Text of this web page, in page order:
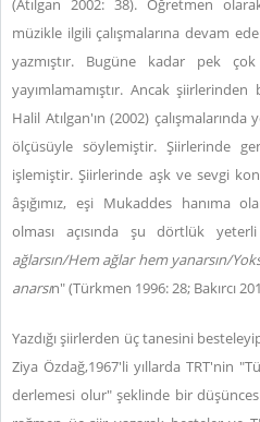
(Atılgan 2002: 38). Öğretmen
müzikle ilgili çalışmalarına devam
yazmıştır. Bugüne kadar pek
yayımlamamıştır. Ancak
Halil Atılgan'ın (2002)
ölçüsüyle söylemiştir. Şiirlerinde
işlemiştir. Şiirlerinde aşk ve sevgi
âşığımız, eşi Mukaddes hanıma
olması açısında şu dörtlük
ağlarsın/Hem ağlar hem yanarsın/
anarsın" (Türkmen 1996: 28; Bakırcı
Yazdığı şiirlerden üç tanesini
Ziya Özdağ,1967'li yıllarda TRT'nin
derlemesi olur" şeklinde bir